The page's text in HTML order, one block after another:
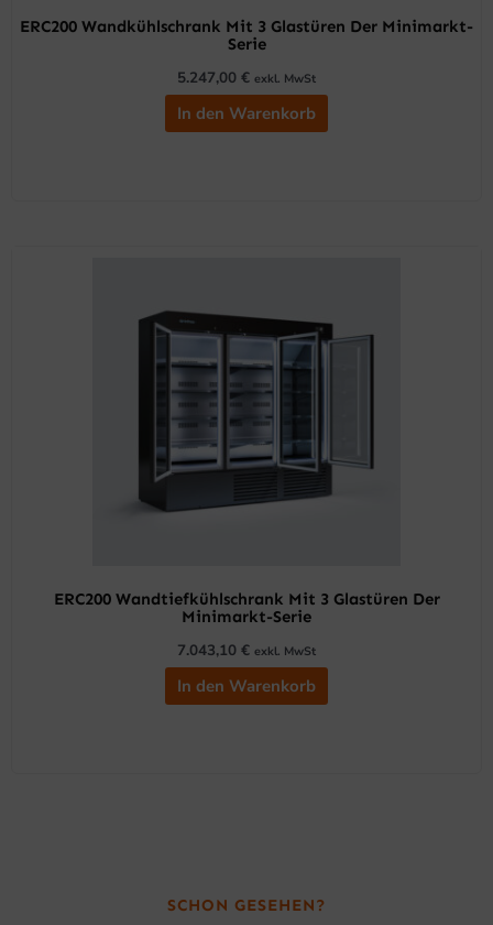
ERC200 Wandkühlschrank Mit 3 Glastüren Der Minimarkt-
Serie
5.247,00 € exkl. MwSt
In den Warenkorb
ERC200 Wandtiefkühlschrank Mit 3 Glastüren Der
Minimarkt-Serie
7.043,10 € exkl. MwSt
In den Warenkorb
SCHON GESEHEN?